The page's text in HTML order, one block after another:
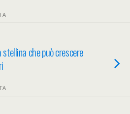
stellina che può crescere